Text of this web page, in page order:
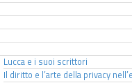
Lucca e i suoi scrittori
Il diritto e l’arte della privacy